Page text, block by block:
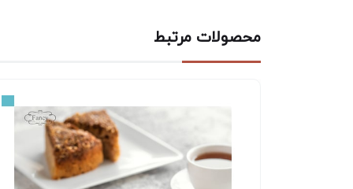
محصولات مرتبط